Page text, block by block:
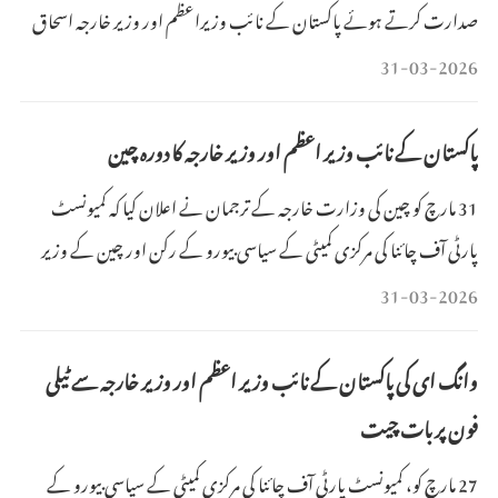
صدارت کرتے ہوئے پاکستان کے نائب وزیراعظم اور وزیر خارجہ اسحاق
ڈار کی چین آمد کے حوالے سے کہا کہ چین اور پاکستان باہمی اعتماد اور باہمی
ممالک اہم بین الاقوامی و
31-03-2026
پاکستان کے نائب وزیر اعظم اور وزیر خارجہ کا دورہ چین
31 مارچ کو چین کی وزارت خارجہ کے ترجمان نے اعلان کیا کہ کمیونسٹ
پارٹی آف چائنا کی مرکزی کمیٹی کے سیاسی بیورو کے رکن اور چین کے وزیر
خارجہ وانگ ای کی دعوت پر پاکستان کے نائب وزیر اعظم اور وزیر خارجہ
بین الاقوامی اور علاقائی تنازعات ا
31-03-2026
وانگ ای کی پاکستان کے نائب وزیر اعظم اور وزیر خارجہ سے ٹیلی
فون پر بات چیت
27 مارچ کو، کمیونسٹ پارٹی آف چائنا کی مرکزی کمیٹی کے سیاسی بیورو کے